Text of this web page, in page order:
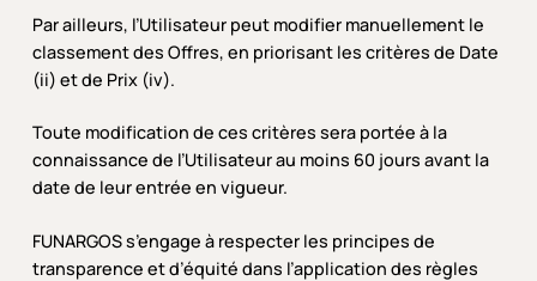
Par ailleurs, l’Utilisateur peut modifier manuellement le
classement des Offres, en priorisant les critères de Date
(ii) et de Prix (iv).
Toute modification de ces critères sera portée à la
connaissance de l’Utilisateur au moins 60 jours avant la
date de leur entrée en vigueur.
FUNARGOS s’engage à respecter les principes de
transparence et d’équité dans l’application des règles